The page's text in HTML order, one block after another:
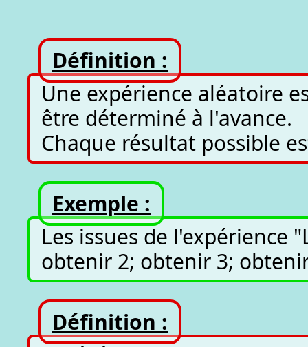
Définition :
Une expérience aléatoire
être déterminé à l'avance.
Chaque résultat possible
Exemple :
Les issues de l'expérience
obtenir 2; obtenir 3;
Définition :